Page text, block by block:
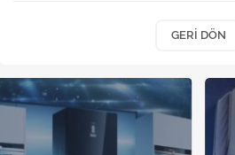
Musluk
GERI DÖN